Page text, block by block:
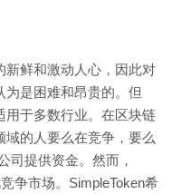
新鲜和激动人心，因此对
是困难和昂贵的。但
用于多数行业。在区块链
的人要么在竞争，要么
司提供资金。然而，
争市场。SimpleToken希